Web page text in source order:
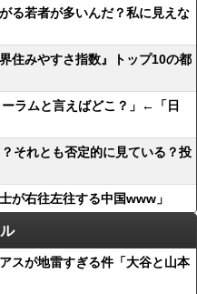
る若者が多いんだ？私に見えな
住みやすさ指数』トップ10の都
ラムと言えばどこ？」←「日
それとも否定的に見ている？投
が右往左往する中国www」
スが地雷すぎる件「大谷と山本